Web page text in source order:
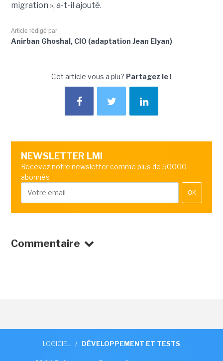
migration », a-t-il ajouté.
Article rédigé par
Anirban Ghoshal, CIO (adaptation Jean Elyan)
Cet article vous a plu? Partagez le !
NEWSLETTER LMI
Recevez notre newsletter comme plus de 50000
abonnés
OK
Commentaire
LOGICIEL / DÉVELOPPEMENT ET TESTS